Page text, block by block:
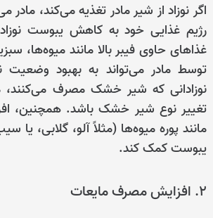
اگر نوزاد از شیر مادر تغذیه می‌کند، مادر
رژیم غذایی خود به کاهش یبوست
غذاهای حاوی فیبر بالا مانند میوه‌ها،
توسط مادر می‌تواند به بهبود وضعیت
نوزادانی که شیر خشک مصرف می‌کنند،
تغییر نوع شیر خشک باشد. همچنین،
مانند پوره میوه‌ها (مثلاً آلو، گلابی، یا
یبوست کمک کند.
۲. افزایش مصرف مایعات